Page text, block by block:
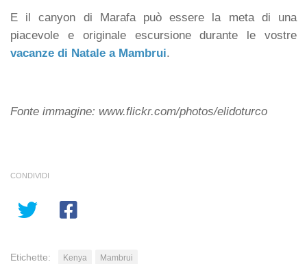
E il canyon di Marafa può essere la meta di una
piacevole e originale escursione durante le vostre
vacanze di Natale a Mambrui.
Fonte immagine: www.flickr.com/photos/elidoturco
CONDIVIDI
Etichette: Kenya Mambrui